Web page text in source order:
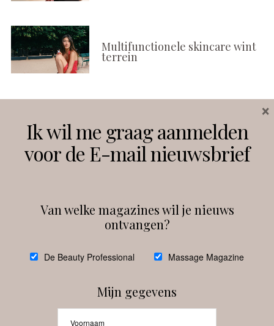
Multifunctionele skincare wint
terrein
Instagram Facebook
debeautyprofessional
Ik wil me graag aanmelden
voor de E-mail nieuwsbrief
Van welke magazines wil je nieuws
ontvangen?
De Beauty Professional Massage Magazine
Mijn gegevens
×